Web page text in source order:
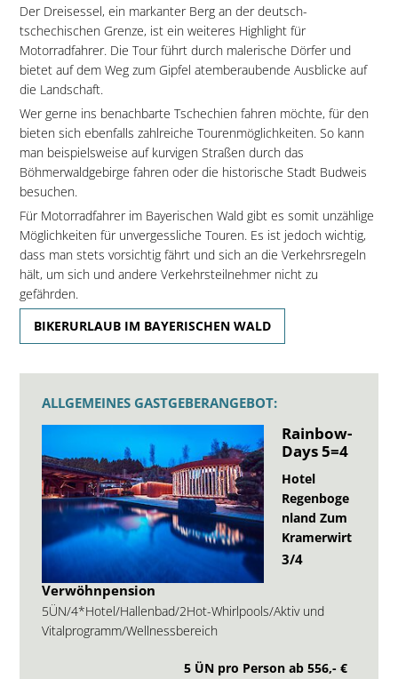
Der Dreisessel, ein markanter Berg an der deutsch-
tschechischen Grenze, ist ein weiteres Highlight für
Motorradfahrer. Die Tour führt durch malerische Dörfer und
bietet auf dem Weg zum Gipfel atemberaubende Ausblicke auf
die Landschaft.
Wer gerne ins benachbarte Tschechien fahren möchte, für den
bieten sich ebenfalls zahlreiche Tourenmöglichkeiten. So kann
man beispielsweise auf kurvigen Straßen durch das
Böhmerwaldgebirge fahren oder die historische Stadt Budweis
besuchen.
Für Motorradfahrer im Bayerischen Wald gibt es somit unzählige
Möglichkeiten für unvergessliche Touren. Es ist jedoch wichtig,
dass man stets vorsichtig fährt und sich an die Verkehrsregeln
hält, um sich und andere Verkehrsteilnehmer nicht zu
gefährden.
BIKERURLAUB IM BAYERISCHEN WALD
ALLGEMEINES GASTGEBERANGEBOT:
Rainbow-
Days 5=4
Hotel
Regenboge
nland Zum
Kramerwirt
3/4
Verwöhnpension
5ÜN/4*Hotel/Hallenbad/2Hot-Whirlpools/Aktiv und
Vitalprogramm/Wellnessbereich
5 ÜN pro Person ab 556,- €